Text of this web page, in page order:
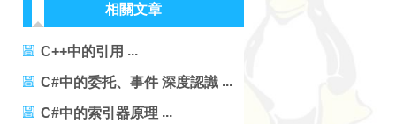
相關文章
C++中的引用
C#中的委托、事件 深度認識
C#中的索引器原理